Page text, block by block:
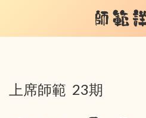
師範
上席師範 23期